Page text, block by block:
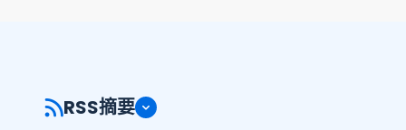
RSS摘要